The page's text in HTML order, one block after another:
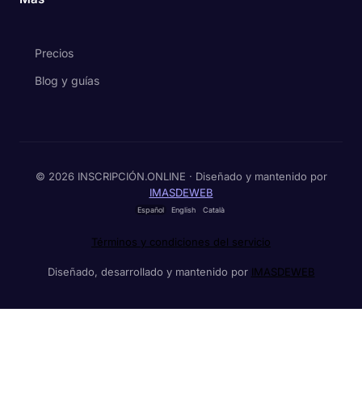
Precios
Blog y guías
© 2026 INSCRIPCIÓN.ONLINE · Diseñado y mantenido por
IMASDEWEB
Español English Català
Términos y condiciones del servicio
Diseñado, desarrollado y mantenido por IMASDEWEB